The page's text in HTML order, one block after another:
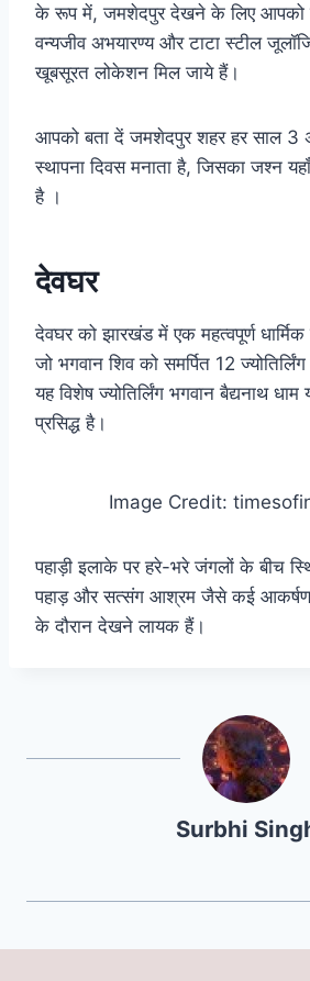
के रूप में, जमशेदपुर देखने के लिए आपको
वन्यजीव अभयारण्य और टाटा स्टील
खूबसूरत लोकेशन मिल जाये हैं।
आपको बता दें जमशेदपुर शहर हर साल 3
स्थापना दिवस मनाता है, जिसका जश्न
है ।
देवघर
देवघर को झारखंड में एक महत्वपूर्ण
जो भगवान शिव को समर्पित 12
यह विशेष ज्योतिर्लिंग भगवान बैद्यनाथ
प्रसिद्ध है।
Image Credit:
पहाड़ी इलाके पर हरे-भरे जंगलों के बीच
पहाड़ और सत्संग आश्रम जैसे कई आकर्षण
के दौरान देखने लायक हैं।
Surbhi